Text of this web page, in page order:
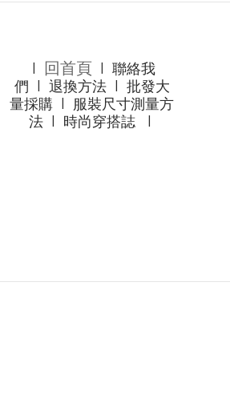
回首頁 l聯絡我
們
退換方法l 批發大
量採購
服裝尺寸測量方
法l 時尚穿搭誌l